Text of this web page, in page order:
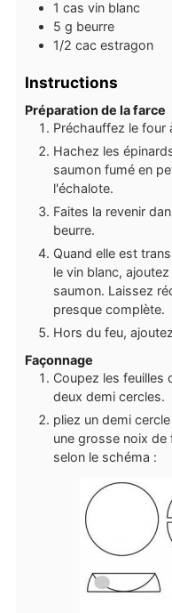
1 cas vin blanc
5 g beurre
1/2 cac estragon
Instructions
Préparation de la farce
Préchauffez le four
Hachez les
saumon fumé en
l'échalote.
Faites la revenir
beurre.
Quand elle est
le vin blanc,
saumon. Laissez
presque complète.
Hors du feu,
Façonnage
Coupez les feuilles
deux demi cercles.
pliez un demi
une grosse noix de
selon le schéma :